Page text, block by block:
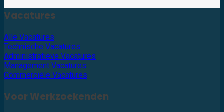
Vacatures
Alle Vacatures
Technische Vacatures
Administratieve Vacatures
Management Vacatures
Commerciële Vacatures
Voor Werkzoekenden